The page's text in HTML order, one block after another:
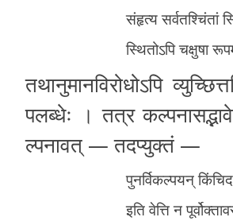
संहृत्य स­र्व­त­श्चिं­तां
स्थि­तो­ऽ­पि चक्षुषा
त­था­नु­मा­न­वि­रो­धो­ऽ­पि
प­ल­ब्धेः । तत्र क­ल्प­ना­स
ल्प­ना­व­त् — त­द­प्यु­क्तं —
पु­न­र्वि­क­ल्प­य­न्
इति वेत्ति न